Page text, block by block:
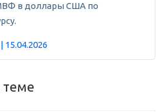
в доллары США по
15.04.2026
теме